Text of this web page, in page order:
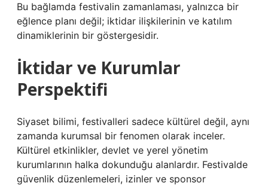
Bu bağlamda festivalin zamanlaması, yalnızca bir
eğlence planı değil; iktidar ilişkilerinin ve katılım
dinamiklerinin bir göstergesidir.
İktidar ve Kurumlar
Perspektifi
Siyaset bilimi, festivalleri sadece kültürel değil, aynı
zamanda kurumsal bir fenomen olarak inceler.
Kültürel etkinlikler, devlet ve yerel yönetim
kurumlarının halka dokunduğu alanlardır. Festivalde
güvenlik düzenlemeleri, izinler ve sponsor